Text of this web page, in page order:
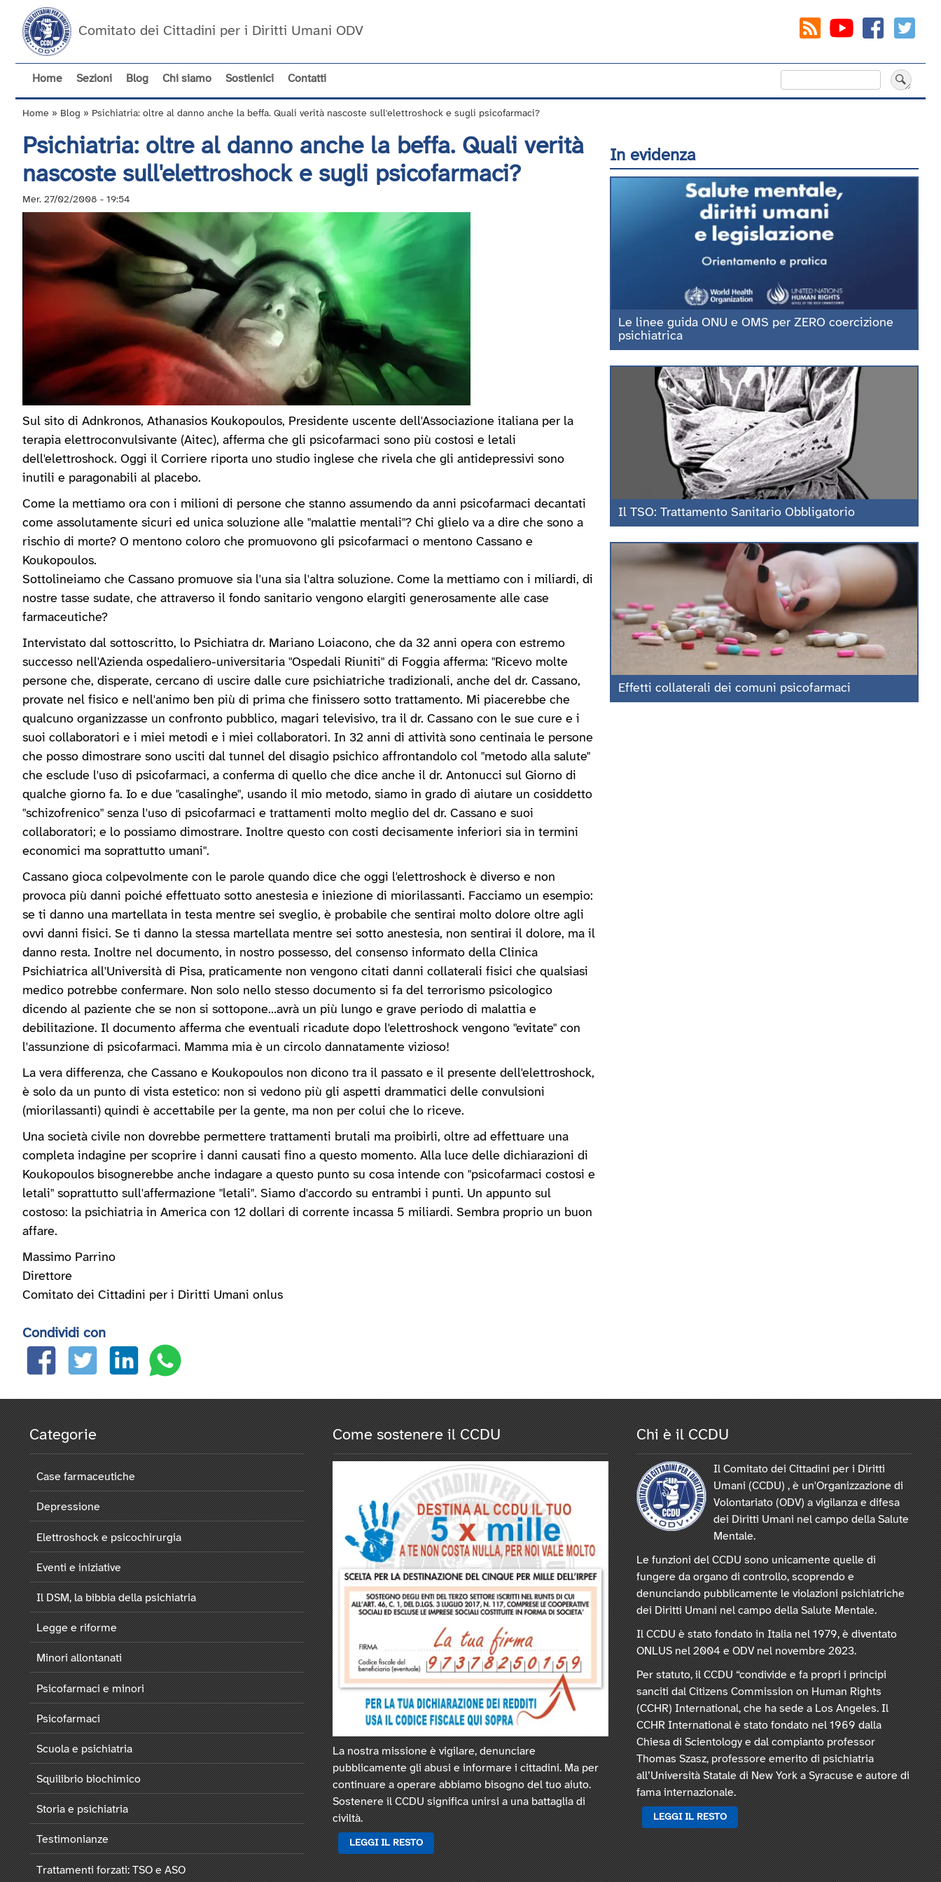
contenuto
principale
Comitato dei Cittadini per i Diritti Umani ODV
Navigazione
principale
Home Sezioni Blog Chi siamo Sostienici Contatti
Briciole
di
pane
Home Blog Psichiatria: oltre al danno anche la beffa. Quali verità nascoste sull'elettroshock e sugli psicofarmaci?
Psichiatria: oltre al danno anche la beffa. Quali verità
nascoste sull'elettroshock e sugli psicofarmaci?
Mer. 27/02/2008 - 19:54
Sul sito di Adnkronos, Athanasios Koukopoulos, Presidente uscente dell'Associazione italiana per la
terapia elettroconvulsivante (Aitec), afferma che gli psicofarmaci sono più costosi e letali
dell'elettroshock. Oggi il Corriere riporta uno studio inglese che rivela che gli antidepressivi sono
inutili e paragonabili al placebo.
Come la mettiamo ora con i milioni di persone che stanno assumendo da anni psicofarmaci decantati
come assolutamente sicuri ed unica soluzione alle "malattie mentali"? Chi glielo va a dire che sono a
rischio di morte? O mentono coloro che promuovono gli psicofarmaci o mentono Cassano e
Koukopoulos.
Sottolineiamo che Cassano promuove sia l'una sia l'altra soluzione. Come la mettiamo con i miliardi, di
nostre tasse sudate, che attraverso il fondo sanitario vengono elargiti generosamente alle case
farmaceutiche?
Intervistato dal sottoscritto, lo Psichiatra dr. Mariano Loiacono, che da 32 anni opera con estremo
successo nell'Azienda ospedaliero-universitaria "Ospedali Riuniti" di Foggia afferma: "Ricevo molte
persone che, disperate, cercano di uscire dalle cure psichiatriche tradizionali, anche del dr. Cassano,
provate nel fisico e nell'animo ben più di prima che finissero sotto trattamento. Mi piacerebbe che
qualcuno organizzasse un confronto pubblico, magari televisivo, tra il dr. Cassano con le sue cure e i
suoi collaboratori e i miei metodi e i miei collaboratori. In 32 anni di attività sono centinaia le persone
che posso dimostrare sono usciti dal tunnel del disagio psichico affrontandolo col "metodo alla salute"
che esclude l'uso di psicofarmaci, a conferma di quello che dice anche il dr. Antonucci sul Giorno di
qualche giorno fa. Io e due "casalinghe", usando il mio metodo, siamo in grado di aiutare un cosiddetto
"schizofrenico" senza l'uso di psicofarmaci e trattamenti molto meglio del dr. Cassano e suoi
collaboratori; e lo possiamo dimostrare. Inoltre questo con costi decisamente inferiori sia in termini
economici ma soprattutto umani".
Cassano gioca colpevolmente con le parole quando dice che oggi l'elettroshock è diverso e non
provoca più danni poiché effettuato sotto anestesia e iniezione di miorilassanti. Facciamo un esempio:
se ti danno una martellata in testa mentre sei sveglio, è probabile che sentirai molto dolore oltre agli
ovvi danni fisici. Se ti danno la stessa martellata mentre sei sotto anestesia, non sentirai il dolore, ma il
danno resta. Inoltre nel documento, in nostro possesso, del consenso informato della Clinica
Psichiatrica all'Università di Pisa, praticamente non vengono citati danni collaterali fisici che qualsiasi
medico potrebbe confermare. Non solo nello stesso documento si fa del terrorismo psicologico
dicendo al paziente che se non si sottopone…avrà un più lungo e grave periodo di malattia e
debilitazione. Il documento afferma che eventuali ricadute dopo l'elettroshock vengono "evitate" con
l'assunzione di psicofarmaci. Mamma mia è un circolo dannatamente vizioso!
La vera differenza, che Cassano e Koukopoulos non dicono tra il passato e il presente dell'elettroshock,
è solo da un punto di vista estetico: non si vedono più gli aspetti drammatici delle convulsioni
(miorilassanti) quindi è accettabile per la gente, ma non per colui che lo riceve.
Una società civile non dovrebbe permettere trattamenti brutali ma proibirli, oltre ad effettuare una
completa indagine per scoprire i danni causati fino a questo momento. Alla luce delle dichiarazioni di
Koukopoulos bisognerebbe anche indagare a questo punto su cosa intende con "psicofarmaci costosi e
letali" soprattutto sull'affermazione "letali". Siamo d'accordo su entrambi i punti. Un appunto sul
costoso: la psichiatria in America con 12 dollari di corrente incassa 5 miliardi. Sembra proprio un buon
affare.
Massimo Parrino
Direttore
Comitato dei Cittadini per i Diritti Umani onlus
Condividi con
In evidenza
Le linee guida ONU e OMS per ZERO coercizione
psichiatrica
Il TSO: Trattamento Sanitario Obbligatorio
Effetti collaterali dei comuni psicofarmaci
Categorie
Case farmaceutiche
Depressione
Elettroshock e psicochirurgia
Eventi e iniziative
Il DSM, la bibbia della psichiatria
Legge e riforme
Minori allontanati
Psicofarmaci e minori
Psicofarmaci
Scuola e psichiatria
Squilibrio biochimico
Storia e psichiatria
Testimonianze
Trattamenti forzati: TSO e ASO
Come sostenere il CCDU
La nostra missione è vigilare, denunciare
pubblicamente gli abusi e informare i cittadini. Ma per
continuare a operare abbiamo bisogno del tuo aiuto.
Sostenere il CCDU significa unirsi a una battaglia di
civiltà.
LEGGI IL RESTO
Chi è il CCDU
Il Comitato dei Cittadini per i Diritti
Umani (CCDU) , è un'Organizzazione di
Volontariato (ODV) a vigilanza e difesa
dei Diritti Umani nel campo della Salute
Mentale.
Le funzioni del CCDU sono unicamente quelle di
fungere da organo di controllo, scoprendo e
denunciando pubblicamente le violazioni psichiatriche
dei Diritti Umani nel campo della Salute Mentale.
Il CCDU è stato fondato in Italia nel 1979, è diventato
ONLUS nel 2004 e ODV nel novembre 2023.
Per statuto, il CCDU “condivide e fa propri i principi
sanciti dal Citizens Commission on Human Rights
(CCHR) International, che ha sede a Los Angeles. Il
CCHR International è stato fondato nel 1969 dalla
Chiesa di Scientology e dal compianto professor
Thomas Szasz, professore emerito di psichiatria
all’Università Statale di New York a Syracuse e autore di
fama internazionale.
LEGGI IL RESTO